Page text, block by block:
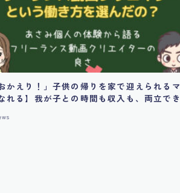
かえり！」子供の帰りを家で迎えられるマ
れる】我が子との時間も収入も、両立でき